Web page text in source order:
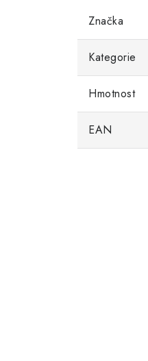
Značka
Kategorie
Hmotnost
EAN